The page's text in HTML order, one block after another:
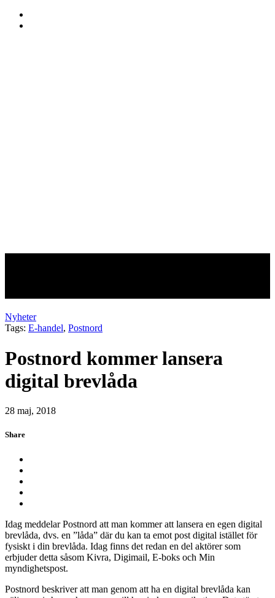
Nyheter
Tags: E-handel, Postnord
Postnord kommer lansera
digital brevlåda
28 maj, 2018
Share
Idag meddelar Postnord att man kommer att lansera en egen digital
brevlåda, dvs. en ”låda” där du kan ta emot post digital istället för
fysiskt i din brevlåda. Idag finns det redan en del aktörer som
erbjuder detta såsom Kivra, Digimail, E-boks och Min
myndighetspost.
Postnord beskriver att man genom att ha en digital brevlåda kan